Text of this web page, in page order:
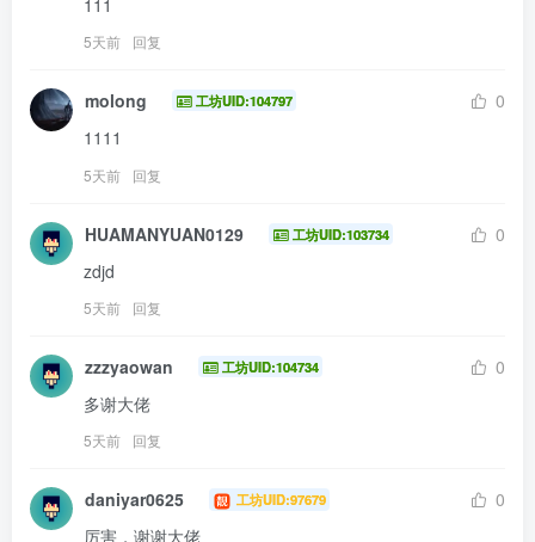
5天前 回复
molong 工坊UID:104797
0
1111
5天前 回复
HUAMANYUAN0129 工坊UID:103734
0
zdjd
5天前 回复
zzzyaowan 工坊UID:104734
0
多谢大佬
5天前 回复
daniyar0625 工坊UID:97679
0
厉害，谢谢大佬